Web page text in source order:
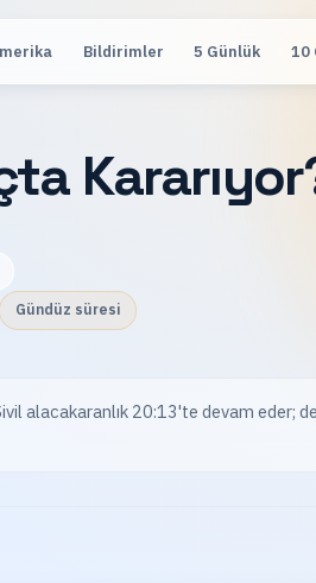
Bildirimler 5 Günlük 10
Gündüz süresi
alacakaranlık 20:13'te devam eder;